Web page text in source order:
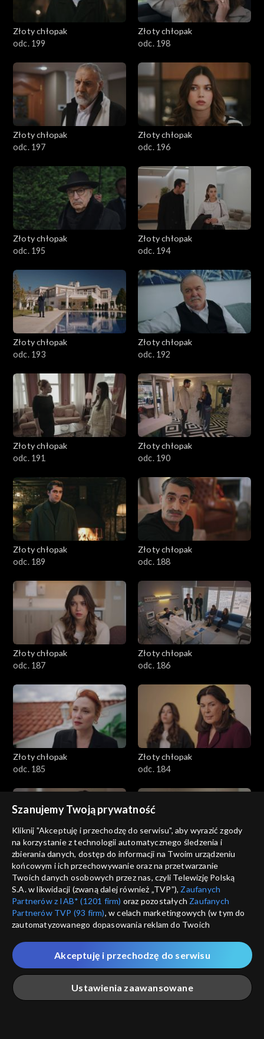
Złoty chłopak
odc. 199
Złoty chłopak
odc. 198
Złoty chłopak
odc. 197
Złoty chłopak
odc. 196
Złoty chłopak
odc. 195
Złoty chłopak
odc. 194
Złoty chłopak
odc. 193
Złoty chłopak
odc. 192
Złoty chłopak
odc. 191
Złoty chłopak
odc. 190
Złoty chłopak
odc. 189
Złoty chłopak
odc. 188
Złoty chłopak
odc. 187
Złoty chłopak
odc. 186
Złoty chłopak
odc. 185
Złoty chłopak
odc. 184
Złoty chłopak
odc. 183
Złoty chłopak
odc. 182
Złoty chłopak
odc. 181
Złoty chłopak
odc. 180
Szanujemy Twoją prywatność
Kliknij "Akceptuję i przechodzę do serwisu", aby wyrazić zgody
na korzystanie z technologii automatycznego śledzenia i
zbierania danych, dostęp do informacji na Twoim urządzeniu
końcowym i ich przechowywanie oraz na przetwarzanie
Twoich danych osobowych przez nas, czyli Telewizję Polską
S.A. w likwidacji (zwaną dalej również „TVP”), Zaufanych
Partnerów z IAB* (1201 firm) oraz pozostałych Zaufanych
Partnerów TVP (93 firm), w celach marketingowych (w tym do
zautomatyzowanego dopasowania reklam do Twoich
które wskazujemy poniżej, a także zgody na udostępnianie
przez nas identyfikatora PPID do Google.
Twoje dane osobowe zbierane podczas odwiedzania przez
Ciebie naszych
poszczególnych serwisówzwanych dalej
„Portalem”, w tym informacje zapisywane za pomocą
Ustawienia zaawansowane
Akceptuję i przechodzę do serwisu